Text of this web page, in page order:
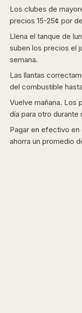
Los clubes de
precios 15-25¢ por
Llena el tanque de
suben los precios el
semana.
Las llantas
del combustible
Vuelve mañana. Los
día para otro
Pagar en efectivo
ahorra un promedio